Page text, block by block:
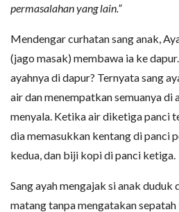
permasalahan yang lain.”
Mendengar curhatan sang anak,
(jago masak) membawa ia ke
ayahnya di dapur? Ternyata sang
air dan menempatkan semuanya di
menyala. Ketika air diketiga panci
dia memasukkan kentang di panci
kedua, dan biji kopi di panci ketiga.
Sang ayah mengajak si anak duduk
matang tanpa mengatakan